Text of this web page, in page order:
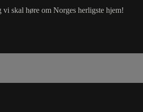
vi skal høre om Norges herligste hjem!